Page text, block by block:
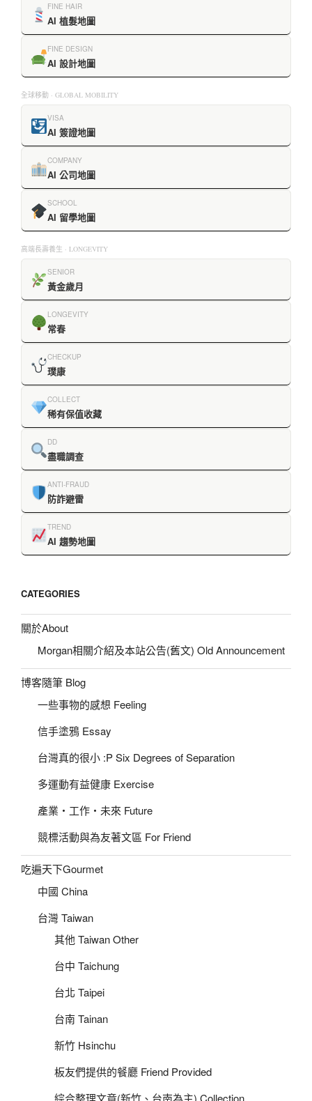
FINE HAIR
AI 植髮地圖
FINE DESIGN
AI 設計地圖
全球移動 · GLOBAL MOBILITY
VISA
AI 簽證地圖
COMPANY
AI 公司地圖
SCHOOL
AI 留學地圖
高端長壽養生 · LONGEVITY
SENIOR
黃金歲月
LONGEVITY
常春
CHECKUP
璞康
COLLECT
稀有保值收藏
DD
盡職調查
ANTI-FRAUD
防詐避雷
TREND
AI 趨勢地圖
CATEGORIES
關於About
Morgan相關介紹及本站公告(舊文) Old Announcement
博客隨筆 Blog
一些事物的感想 Feeling
信手塗鴉 Essay
台灣真的很小 :P Six Degrees of Separation
多運動有益健康 Exercise
產業‧工作‧未來 Future
競標活動與為友著文區 For Friend
吃遍天下Gourmet
中國 China
台灣 Taiwan
其他 Taiwan Other
台中 Taichung
台北 Taipei
台南 Tainan
新竹 Hsinchu
板友們提供的餐廳 Friend Provided